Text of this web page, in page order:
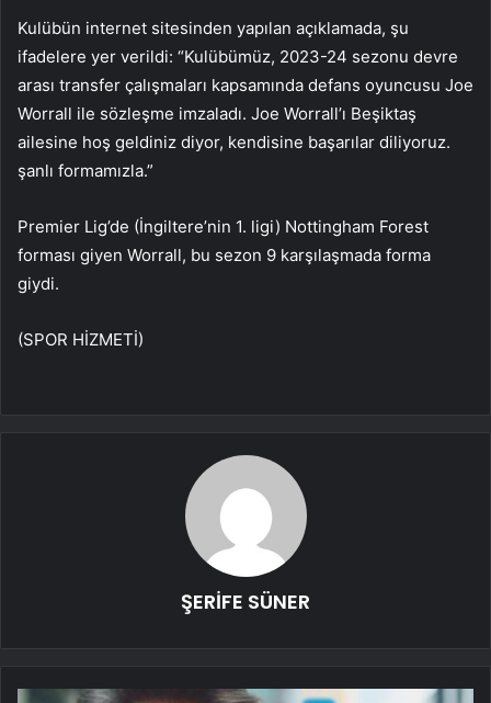
Kulübün internet sitesinden yapılan açıklamada, şu
ifadelere yer verildi: “Kulübümüz, 2023-24 sezonu devre
arası transfer çalışmaları kapsamında defans oyuncusu Joe
Worrall ile sözleşme imzaladı. Joe Worrall’ı Beşiktaş
ailesine hoş geldiniz diyor, kendisine başarılar diliyoruz.
şanlı formamızla.”
Premier Lig’de (İngiltere’nin 1. ligi) Nottingham Forest
forması giyen Worrall, bu sezon 9 karşılaşmada forma
giydi.
(SPOR HİZMETİ)
ŞERİFE SÜNER